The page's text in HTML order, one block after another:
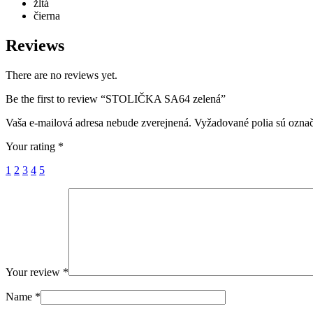
žltá
čierna
Reviews
There are no reviews yet.
Be the first to review “STOLIČKA SA64 zelená”
Vaša e-mailová adresa nebude zverejnená. Vyžadované polia sú
Your rating *
1 2 3 4 5
Your review *
Name *